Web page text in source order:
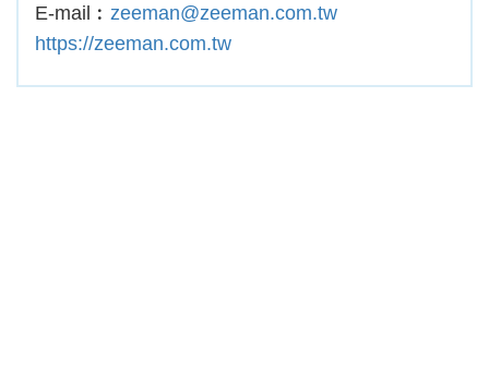
E-mail︰ zeeman@zeeman.com.tw
https://zeeman.com.tw